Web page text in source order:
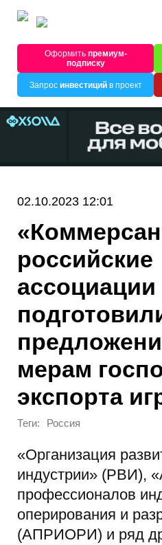
Оформитьпремиум-
подписку
Запрос инвестицийв проект
02.10.2023 12:01
российские
ассоциации
мерам
экспорта
Теги: Россия
«Организация
индустрии» (РВИ),
профессионалов
оперирования и
(АПРИОРИ) и ряд